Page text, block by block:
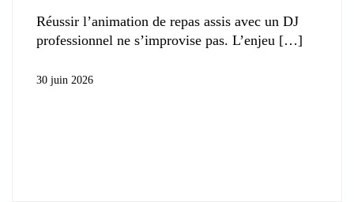
Réussir l’animation de repas assis avec un DJ
professionnel ne s’improvise pas. L’enjeu
30 juin 2026